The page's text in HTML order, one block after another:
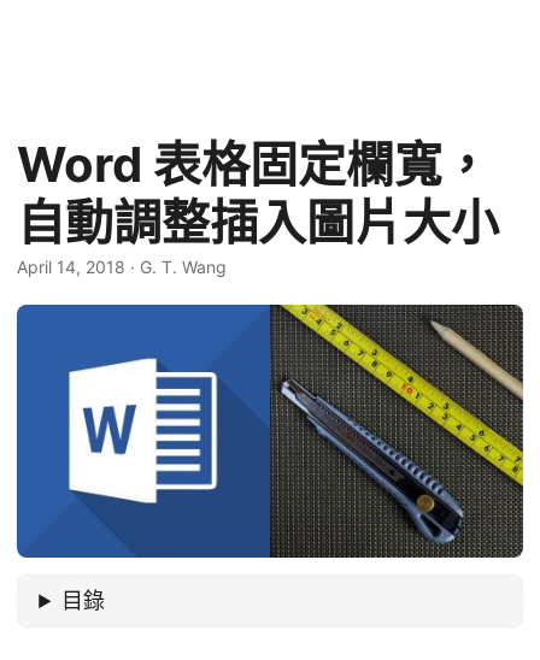
Word 表格固定欄寬，
自動調整插入圖片大小
April 14, 2018 · G. T. Wang
目錄